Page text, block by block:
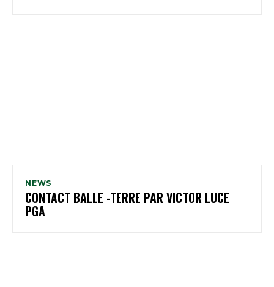
NEWS
CONTACT BALLE -TERRE PAR VICTOR LUCE
PGA